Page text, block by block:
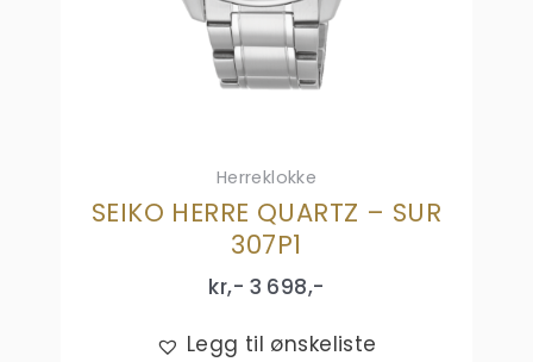
Herreklokke
SEIKO HERRE QUARTZ – SUR
307P1
kr,- 3 698,-
Legg til ønskeliste